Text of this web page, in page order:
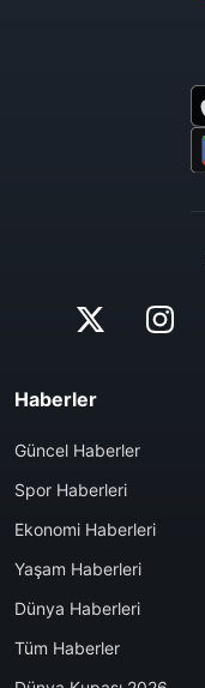
Haberler
Güncel Haberler
Spor Haberleri
Ekonomi Haberleri
Yaşam Haberleri
Dünya Haberleri
Tüm Haberler